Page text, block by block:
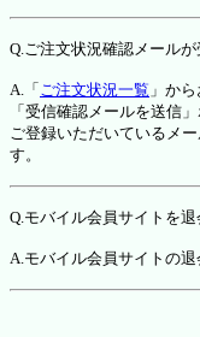
Q.ご注文状況確認メールが
A.「 ご注文状況一覧 」か
「受信確認メールを送信
ご登録いただいているメ
す。
Q.モバイル会員サイトを退
A.モバイル会員サイトの退